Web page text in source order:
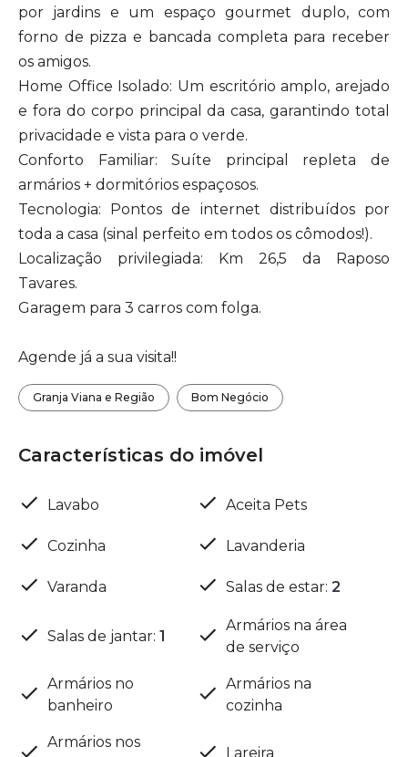
por jardins e um espaço gourmet duplo, com
forno de pizza e bancada completa para receber
os amigos.
Home Office Isolado: Um escritório amplo, arejado
e fora do corpo principal da casa, garantindo total
privacidade e vista para o verde.
Conforto Familiar: Suíte principal repleta de
armários + dormitórios espaçosos.
Tecnologia: Pontos de internet distribuídos por
toda a casa (sinal perfeito em todos os cômodos!).
Localização privilegiada: Km 26,5 da Raposo
Tavares.
Garagem para 3 carros com folga.
Agende já a sua visita!!
Granja Viana e Região Bom Negócio
Características do imóvel
Lavabo Aceita Pets
Cozinha Lavanderia
Varanda Salas de estar: 2
Salas de jantar: 1
Armários na área
de serviço
Armários no
banheiro
Armários na
cozinha
Armários nos
Lareira